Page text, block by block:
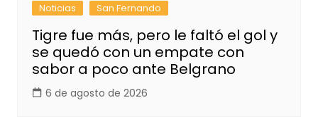
Noticias San Fernando
Tigre fue más, pero le faltó el gol y
se quedó con un empate con
sabor a poco ante Belgrano
6 de agosto de 2026